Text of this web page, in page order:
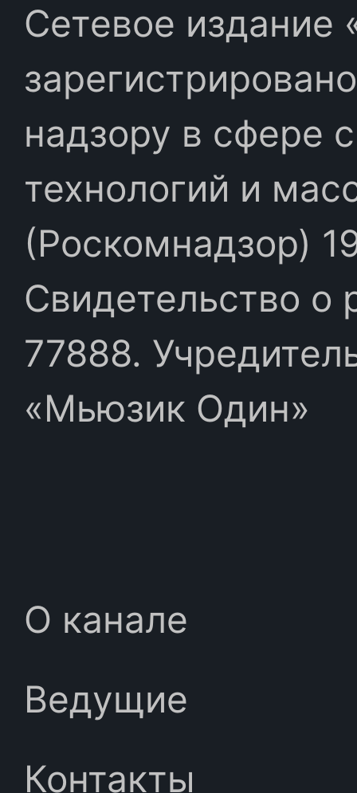
Сетевое издание
надзору в сфере
технологий и
(Роскомнадзор)
Свидетельство
77888.
«Мьюзик Один»
О канале
Ведущие
Контакты